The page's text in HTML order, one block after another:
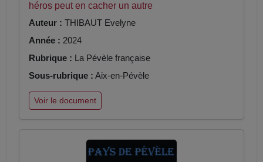
héros peut en cacher un autre
Auteur : THIBAUT Evelyne
Année : 2024
Rubrique : La Pévèle française
Sous-rubrique : Aix-en-Pévèle
Voir le document